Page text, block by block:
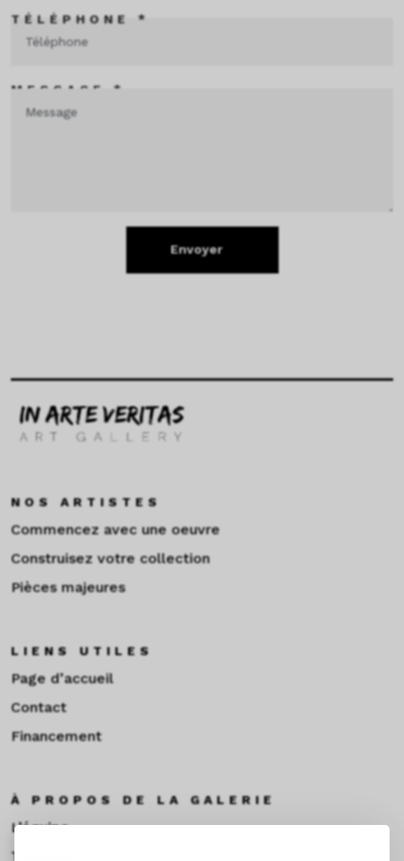
TÉLÉPHONE *
MESSAGE *
Envoyer
NOS ARTISTES
Commencez avec une oeuvre
Construisez votre collection
Pièces majeures
LIENS UTILES
Page d’accueil
Contact
Financement
À PROPOS DE LA GALERIE
L’équipe
Toulouse